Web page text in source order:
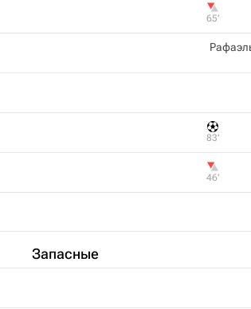
Запасные
65‎’‎
83‎’‎
46‎’‎